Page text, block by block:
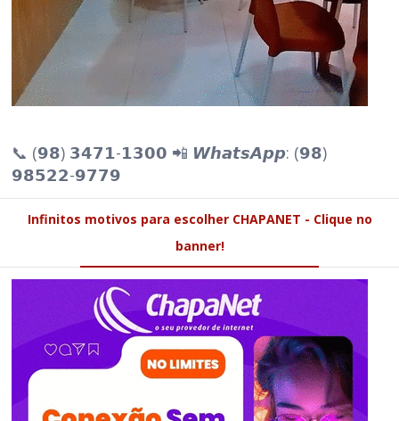
📞 (𝟵𝟴) 𝟯𝟰𝟳𝟭-𝟭𝟯𝟬𝟬 📲 𝙒𝙝𝙖𝙩𝙨𝘼𝙥𝙥: (𝟵𝟴)
𝟵𝟴𝟱𝟮𝟮-𝟵𝟳𝟳𝟵
Infinitos motivos para escolher CHAPANET - Clique no
banner!